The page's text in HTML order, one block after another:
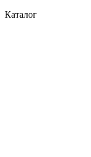
Каталог